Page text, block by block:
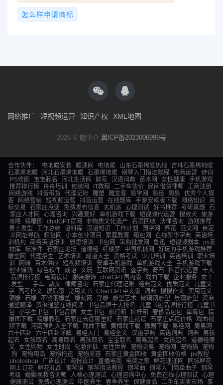
怎么样申请商标
网络推广 短视频运营 知识产权 XML地图
2026 © 趣中介 冀ICP备2023006999号
合作伙伴： 电地暖安装 暖通网 电地暖 山东石墨烯发热线
吉林石墨烯地暖
石墨烯地暖
河北石墨烯地暖 石墨烯地暖 钢琴入门指法教程 电商运营
诗词
PS修图
宝宝起名 河北生活网 鲜花 汉语词典 苗木网 女性健康 手机游戏
推荐排行榜
舟舟培训 包装网 IT教程 二手车估价 民间借贷律师
工商注册
网络游戏 抖音带货 代理记账 雕塑 雕龙客 易学网 易经 周易
优秀个人博
客
网络营销 短视频运营 抖音运营 在线题库 手游安卓版下载 网络知识
商
标交易
石家庄点痣 免费发布信息 玄机派 心理测试 好书推荐 考研真题 石
家庄人才网
心理咨询 兴趣爱好 单机游戏下载 短视频代运营 搜救犬 旅游
攻略 精雕图 chatGPT官网 非物质文化遗产 名酒回收 法律咨询 游戏推荐
男士发型
工作总结 语料库 汉语知识 工作计划 国学网 养花 范文网
自定
义网址导航 箱包网 小本创业项目 家庭教育 箱包网 在线新华字典 英语培
训机构
商务英语培训 雅思培训 书包网 采购批发网 鲁迅 短视频剧本
ps素
材库
标准件 石家庄论坛 道德经 红楼梦 中国机械网
好玩的手机游戏推荐
雕塑网
代理招生 艺术培训 成语大全 资格考试 少儿培训 英语培训
职业培
训
网赚 苗木供应 短视频培训 安卓手机游戏 单机游戏大全
手机游戏下载
创业赚钱
绿色软件 成语 文玩 互联网资讯 查字典 奇石 抖音代运营 十大
品牌排行榜
电商设计 服装服饰 chatGPT国内版 戏曲下载 企业服务
女士
发型
二手车 散文 律师咨询 石家庄代理记账 经典范文 优质范文
儿童文
学 高考作文 读后感 常用文书 Chat GPT中文版 词典 搜搜作文
实用范文
铜雕 石雕 不锈钢雕塑 雕刻网 浮雕 雕塑艺术 玻璃钢雕塑 景观雕塑
资治
通鉴翻译
资治通鉴在线阅读 书包品牌十大排名 儿童书包品牌排行榜
儿童书
包 小学生书包 书包品牌 女生书包 旅行箱 拉杆箱 奢侈品包包 单肩包 精
雕图下载 精雕教程 石家庄去痣哪里好 石家庄祛痣 石家庄点痣价格 戏曲视
频下载
河南豫剧大全下载 戏曲下载 黄梅戏下载 豫剧下载 易经网
周易网
六十四卦
六十四卦详解 易经入门 易经全文 汉语字典 英语词典 词典
男孩
起名
女孩取名 周易取名 男孩取名 宝宝取名 周易起名 女孩起名
道德经原
文 女性购物 女性时尚 化妆护肤 女性世界 宠物交易 宠物网 宠物猫
宠物
狗
宠物用品 宠物托运 宠物美容 石家庄黄金回收 黄金回收价格
ps教程
photoshop
广告设计 海报设计 直播电商 电商之家 鲜花速递网
同城鲜花
网上订花 鲜花礼品 钢琴谱 钢琴指法教程 钢琴曲 钢琴入门简单曲子 钢琴
考级
婚姻挽救咨询师 人格心理测试 心理咨询中心 免费在线心理测试 心理
健康测试
免费心理测试 中医养生 春季养生 保健食品 二手车买卖市场 事